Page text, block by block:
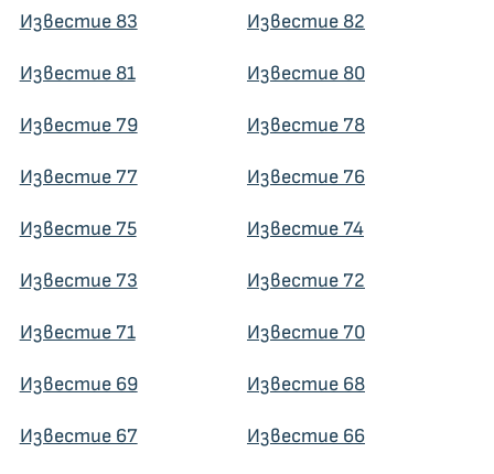
Известие 83 Известие 82
Известие 81 Известие 80
Известие 79 Известие 78
Известие 77 Известие 76
Известие 75 Известие 74
Известие 73 Известие 72
Известие 71 Известие 70
Известие 69 Известие 68
Известие 67 Известие 66